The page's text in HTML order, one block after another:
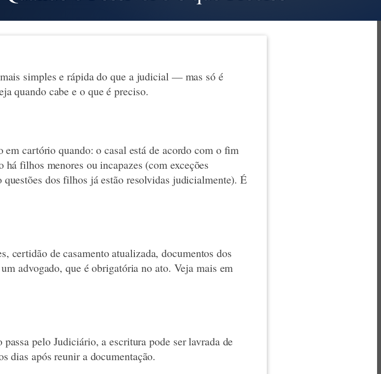
simples e rápida do que a judicial — mas só é
quando cabe e o que é preciso.
cartório quando: o casal está de acordo com o fim
há filhos menores ou incapazes (com exceções
dos filhos já estão resolvidas judicialmente). É
certidão de casamento atualizada, documentos dos
advogado, que é obrigatória no ato. Veja mais em
pelo Judiciário, a escritura pode ser lavrada de
dias após reunir a documentação.